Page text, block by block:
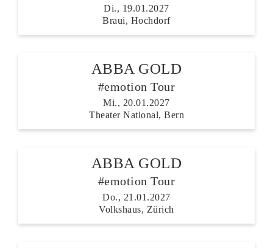
Di., 19.01.2027
Braui, Hochdorf
ABBA GOLD
#emotion Tour
Mi., 20.01.2027
Theater National, Bern
ABBA GOLD
#emotion Tour
Do., 21.01.2027
Volkshaus, Zürich